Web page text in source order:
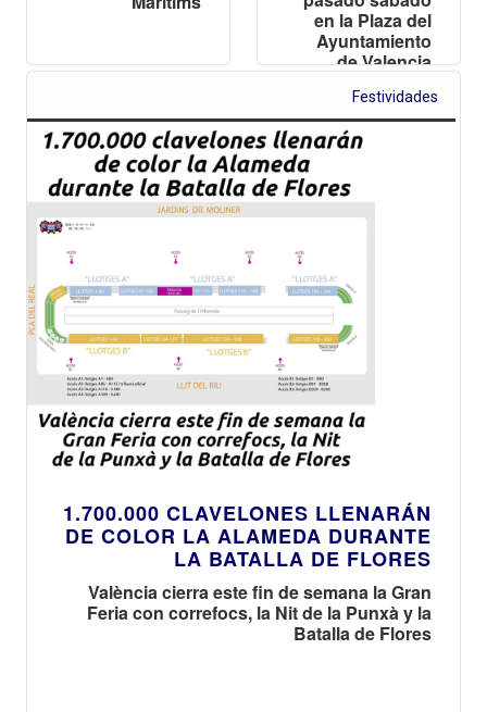
en la Plaza del
Ayuntamiento
de Valencia
Festividades
1.700.000 CLAVELONES LLENARÁN
DE COLOR LA ALAMEDA DURANTE
LA BATALLA DE FLORES
València cierra este fin de semana la Gran
Feria con correfocs, la Nit de la Punxà y la
Batalla de Flores